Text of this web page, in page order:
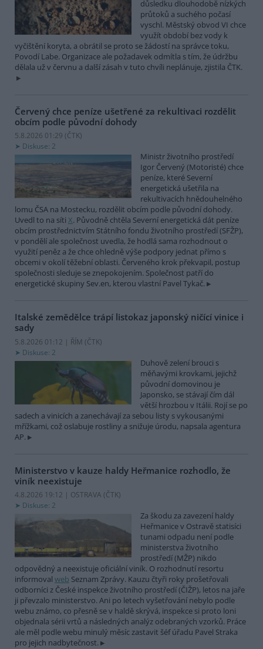
důsledku dlouhodobě nízkých
průtoků a suchého počasí
vyschl. Městský obvod VI chce
využít období bez vody k
vyčištění koryta, a obrátil se proto se žádostí na správce toku,
Povodí Labe. Organizace ale požadavek odmítla s tím, že údržbu
dělala už v červnu a další zásah v tuto chvíli neplánuje, zjistila ČTK.
Červený chce peníze ušetřené za rekultivaci rozdělit
obcím podle původní dohody
5.8.2026 01:29 (ČTK)
Diskuse: 2
Ministr životního prostředí
Igor Červený (Motoristé) chce
peníze, které Severní
energetická ušetřila na
rekultivacích hnědouhelného
lomu ČSA na Mostecku, rozdělit obcím podle původní dohody.
Uvedl to na síti X. Původně chtěla Severní energetická dát peníze
obcím prostřednictvím Státního fondu životního prostředí (SFŽP),
v pondělí ale společnost uvedla, že hodlá sama rozhodnout o
využití peněz a že chce ohledně výše podpory jednat přímo s
obcemi v okolí těžební oblasti. Červeného krok překvapil, postup
společnosti sleduje se znepokojením. Společnost patří do
energetické skupiny Sev.en, kterou vlastní Pavel Tykač.
Italské zemědělce trápí listokaz japonský ničící vinice i
sady
5.8.2026 01:12 | ŘÍM (ČTK)
Diskuse: 2
Duhově zelení brouci s
měňavými krovkami, jejichž
původní domovinou je
Japonsko, se stávají čím dál
větší hrozbou v Itálii. Rojí se po
sadech a vinicích a zanechávají za sebou listy s vykousanými
mřížkami, což oslabuje rostliny a snižuje úrodu, napsala agentura
AP.
Ministerstvo v kauze haldy Heřmanice rozhodlo, že
viník neexistuje
4.8.2026 19:12 | OSTRAVA (ČTK)
Diskuse: 2
Za škodu za zavezení haldy
Heřmanice v Ostravě statisíci
tunami odpadu není podle
ministerstva životního
prostředí (MŽP) nikdo
odpovědný a neexistuje oficiální viník. O rozhodnutí resortu
informoval web Seznam Zprávy. Kauzu čtyři roky prošetřovali
odborníci z České inspekce životního prostředí (ČIŽP), letos na jaře
ji převzalo ministerstvo. Ani po letech vyšetřování nebylo podle
webu známo, co přesně se v haldě skrývá, inspekce si proto loni
objednala sérii vrtů a následných analýz odebraných vzorků. Práce
ale měl podle webu minulý měsíc zastavit šéf úřadu Pavel Straka
pro jejich nadbytečnost.